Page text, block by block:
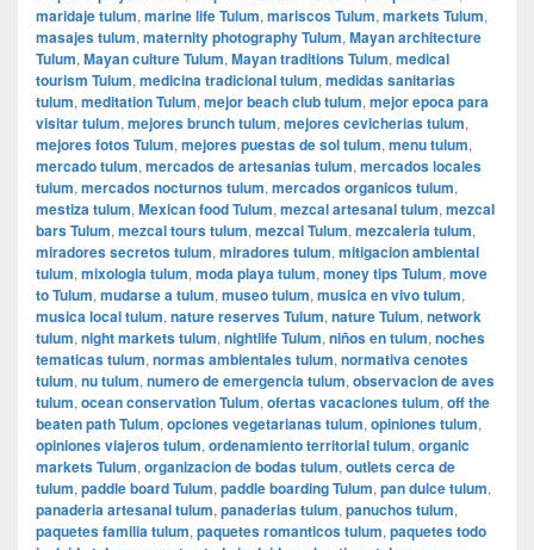
maridaje tulum, marine life Tulum, mariscos Tulum, markets Tulum,
masajes tulum, maternity photography Tulum, Mayan architecture
Tulum, Mayan culture Tulum, Mayan traditions Tulum, medical
tourism Tulum, medicina tradicional tulum, medidas sanitarias
tulum, meditation Tulum, mejor beach club tulum, mejor epoca para
visitar tulum, mejores brunch tulum, mejores cevicherias tulum,
mejores fotos Tulum, mejores puestas de sol tulum, menu tulum,
mercado tulum, mercados de artesanias tulum, mercados locales
tulum, mercados nocturnos tulum, mercados organicos tulum,
mestiza tulum, Mexican food Tulum, mezcal artesanal tulum, mezcal
bars Tulum, mezcal tours tulum, mezcal Tulum, mezcaleria tulum,
miradores secretos tulum, miradores tulum, mitigacion ambiental
tulum, mixologia tulum, moda playa tulum, money tips Tulum, move
to Tulum, mudarse a tulum, museo tulum, musica en vivo tulum,
musica local tulum, nature reserves Tulum, nature Tulum, network
tulum, night markets tulum, nightlife Tulum, niños en tulum, noches
tematicas tulum, normas ambientales tulum, normativa cenotes
tulum, nu tulum, numero de emergencia tulum, observacion de aves
tulum, ocean conservation Tulum, ofertas vacaciones tulum, off the
beaten path Tulum, opciones vegetarianas tulum, opiniones tulum,
opiniones viajeros tulum, ordenamiento territorial tulum, organic
markets Tulum, organizacion de bodas tulum, outlets cerca de
tulum, paddle board Tulum, paddle boarding Tulum, pan dulce tulum,
panaderia artesanal tulum, panaderias tulum, panuchos tulum,
paquetes familia tulum, paquetes romanticos tulum, paquetes todo